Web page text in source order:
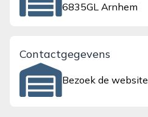
6835GL Arnhem
Contactgegevens
Bezoek de website